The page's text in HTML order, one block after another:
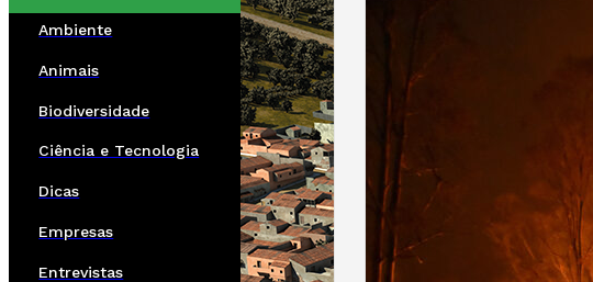
Ambiente
Animais
Biodiversidade
Ciência e Tecnologia
Dicas
Empresas
Entrevistas